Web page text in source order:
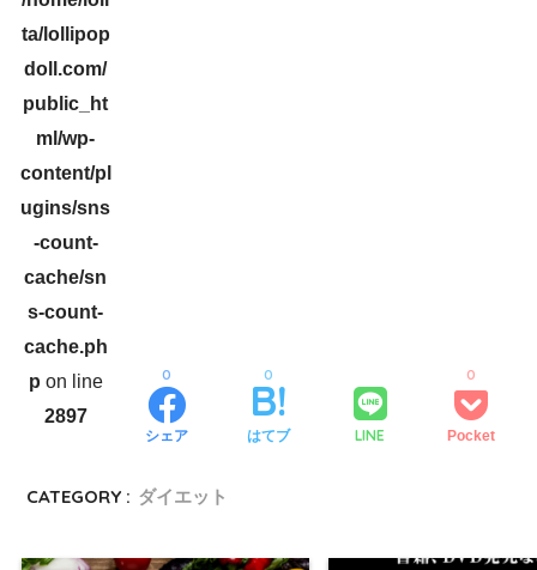
ta/lollipop
doll.com/
public_ht
ml/wp-
content/pl
ugins/sns
-count-
cache/sn
s-count-
cache.ph
p on line
2897
シェア
0
はてブ
0
LINE Pocket
0
CATEGORY : ダイエット